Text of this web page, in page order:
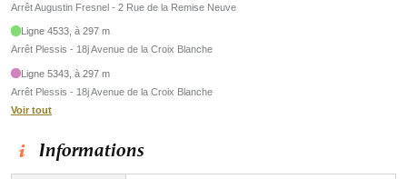
Arrêt Augustin Fresnel - 2 Rue de la Remise Neuve
Ligne 4533, à 297 m
Arrêt Plessis - 18j Avenue de la Croix Blanche
Ligne 5343, à 297 m
Arrêt Plessis - 18j Avenue de la Croix Blanche
Voir tout
Informations